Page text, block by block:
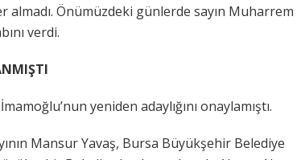
Önümüzdeki günlerde sayın Muharrem
verdi.
yeniden adaylığını onaylamıştı.
Mansur Yavaş, Bursa Büyükşehir Belediye